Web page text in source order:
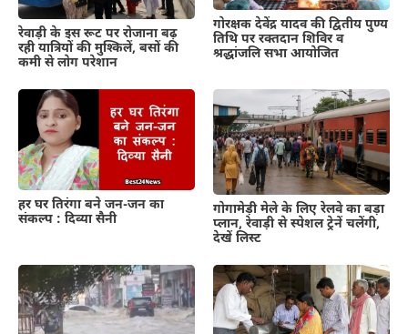
रेवाड़ी के इस रूट पर रोजाना बढ़
रही यात्रियों की मुश्किलें, बसों की
कमी से लोग परेशान
गोरक्षक देवेंद्र यादव की द्वितीय पुण्य
तिथि पर रक्तदान शिविर व
श्रद्धांजलि सभा आयोजित
हर घर तिरंगा बने जन-जन का
संकल्प : दिव्या सैनी
गोगामेड़ी मेले के लिए रेलवे का बड़ा
प्लान, रेवाड़ी से स्पेशल ट्रेनें चलेंगी,
देखें लिस्ट